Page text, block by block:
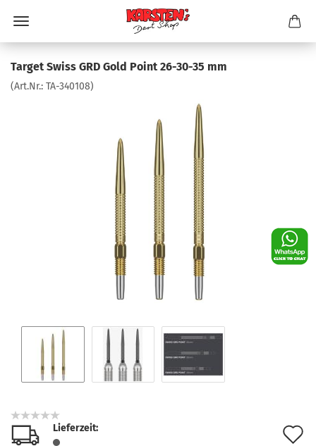
Target Swiss GRD Gold Point 26-30-35 mm
(Art.Nr.: TA-340108)
Lieferzeit: